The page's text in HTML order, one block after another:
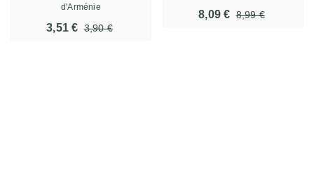
d'Arménie
3,51 € 3,90 €
8,09 € 8,99 €